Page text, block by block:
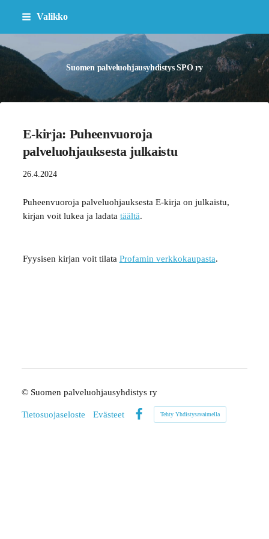
Siirry
Valikko
Suomen palveluohjausyhdistys SPO ry
E-kirja: Puheenvuoroja
palveluohjauksesta julkaistu
26.4.2024
Puheenvuoroja palveluohjauksesta E-kirja on julkaistu,
kirjan voit lukea ja ladata täältä.
Fyysisen kirjan voit tilata Profamin verkkokaupasta.
© Suomen palveluohjausyhdistys ry
Tietosuojaseloste
Evästeet
Facebook
Tehty Yhdistysavaimella